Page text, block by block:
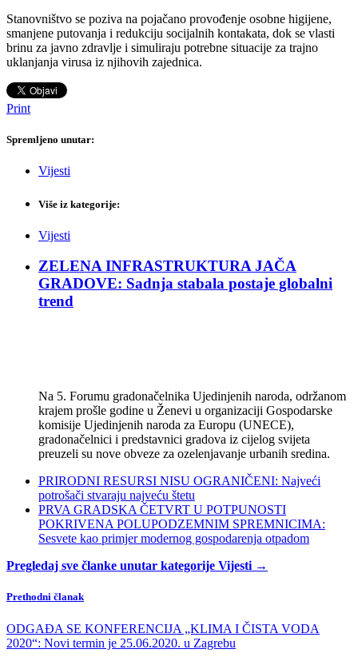
Stanovništvo se poziva na pojačano provođenje osobne higijene,
smanjene putovanja i redukciju socijalnih kontakata, dok se vlasti
brinu za javno zdravlje i simuliraju potrebne situacije za trajno
uklanjanja virusa iz njihovih zajednica.
Print
Spremljeno unutar:
Vijesti
Više iz kategorije:
Vijesti
ZELENA INFRASTRUKTURA JAČA
GRADOVE: Sadnja stabala postaje globalni
trend
Na 5. Forumu gradonačelnika Ujedinjenih naroda, održanom
krajem prošle godine u Ženevi u organizaciji Gospodarske
komisije Ujedinjenih naroda za Europu (UNECE),
gradonačelnici i predstavnici gradova iz cijelog svijeta
preuzeli su nove obveze za ozelenjavanje urbanih sredina.
PRIRODNI RESURSI NISU OGRANIČENI: Najveći
potrošači stvaraju najveću štetu
PRVA GRADSKA ČETVRT U POTPUNOSTI
POKRIVENA POLUPODZEMNIM SPREMNICIMA:
Sesvete kao primjer modernog gospodarenja otpadom
Pregledaj sve članke unutar kategorije Vijesti →
Prethodni članak
ODGAĐA SE KONFERENCIJA „KLIMA I ČISTA VODA
2020“: Novi termin je 25.06.2020. u Zagrebu